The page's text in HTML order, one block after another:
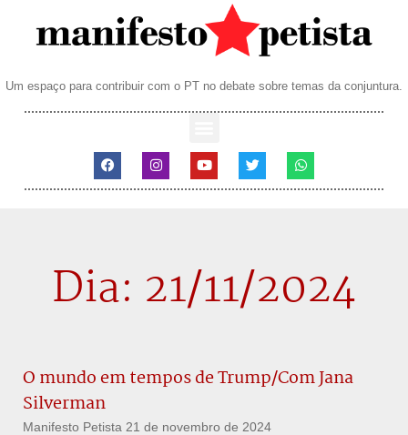
Um espaço para contribuir com o PT no debate sobre temas da conjuntura.
Dia: 21/11/2024
O mundo em tempos de Trump/Com Jana
Silverman
Manifesto Petista 21 de novembro de 2024